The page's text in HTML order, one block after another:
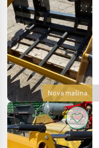
Nova mašina